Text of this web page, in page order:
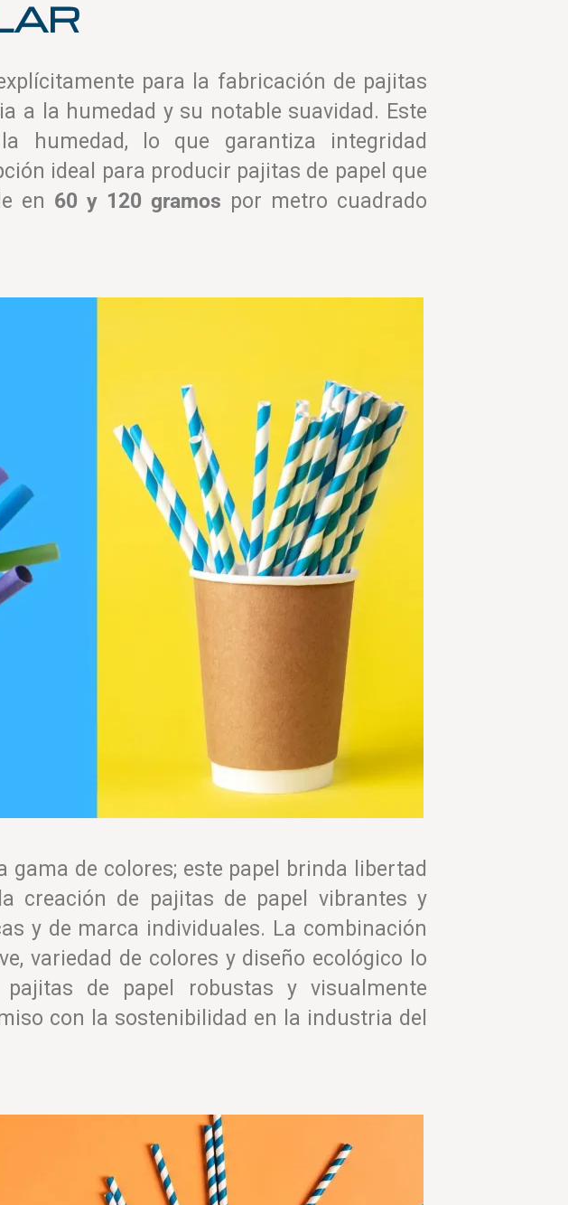
para la fabricación de pajitas
a la humedad y su notable suavidad. Este
humedad, lo que garantiza integridad
ideal para producir pajitas de papel que
en 60 y 120 gramos por metro cuadrado
de colores; este papel brinda libertad
creación de pajitas de papel vibrantes y
y de marca individuales. La combinación
variedad de colores y diseño ecológico lo
de papel robustas y visualmente
con la sostenibilidad en la industria del